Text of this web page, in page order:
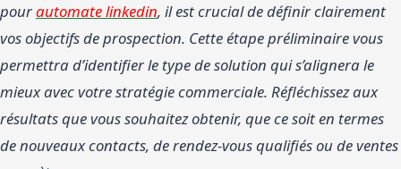
pourautomate linkedin, il est crucial de définir clairement
vos objectifs de prospection. Cette étape préliminaire vous
permettra d’identifier le type de solution qui s’alignera le
mieux avec votre stratégie commerciale. Réfléchissez aux
résultats que vous souhaitez obtenir, que ce soit en termes
de nouveaux contacts, de rendez-vous qualifiés ou de ventes